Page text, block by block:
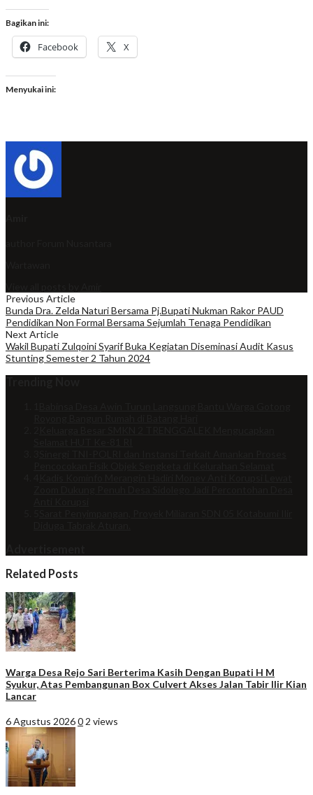
Bagikan ini:
Facebook X
Menyukai ini:
Previous Article
Bunda Dra. Zelda Naturi Bersama Pj.Bupati Nukman Rakor PAUD
Pendidikan Non Formal Bersama Sejumlah Tenaga Pendidikan
Next Article
Wakil Bupati Zulqoini Syarif Buka Kegiatan Diseminasi Audit Kasus
Stunting Semester 2 Tahun 2024
Related Posts
Warga Desa Rejo Sari Berterima Kasih Dengan Bupati H M
Syukur, Atas Pembangunan Box Culvert Akses Jalan Tabir Ilir Kian
Lancar
6 Agustus 20260 2 views